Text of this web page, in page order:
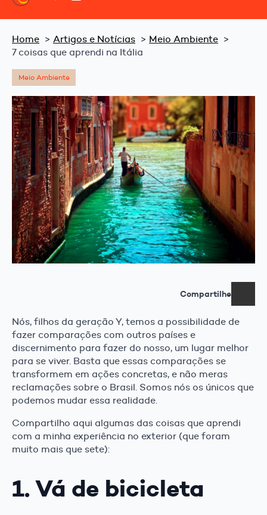
Home Artigos e Notícias
Meio Ambiente
7 coisas que aprendi na Itália
Meio Ambiente
Compartilhe
Nós, filhos da geração Y, temos a possibilidade de
fazer comparações com outros países e
discernimento para fazer do nosso, um lugar melhor
para se viver. Basta que essas comparações se
transformem em ações concretas, e não meras
reclamações sobre o Brasil. Somos nós os únicos que
podemos mudar essa realidade.
Compartilho aqui algumas das coisas que aprendi
com a minha experiência no exterior (que foram
muito mais que sete):
1. Vá de bicicleta